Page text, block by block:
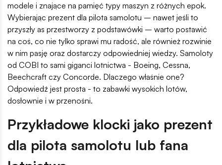
modele i znające na pamięć typy maszyn z różnych epok.
Wybierając prezent dla pilota samolotu – nawet jeśli to
przyszły as przestworzy z podstawówki – warto postawić
na coś, co nie tylko sprawi mu radość, ale również rozwinie
w nim pasję oraz dostarczy odpowiedniej wiedzy. Samoloty
od COBI to sami giganci lotnictwa - Boeing, Cessna,
Beechcraft czy Concorde. Dlaczego właśnie one?
Odpowiedź jest prosta - to zabawki wysokich lotów,
dosłownie i w przenośni.
Przykładowe klocki jako prezent
dla pilota samolotu lub fana